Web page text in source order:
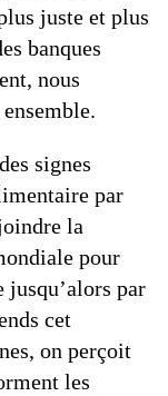
juste et plus
banques
nous
signes
par
la
pour
par
cet
on perçoit
les